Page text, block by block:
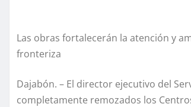
Las obras fortalecerán la atención y
fronteriza
Dajabón. – El director ejecutivo del
completamente remozados los